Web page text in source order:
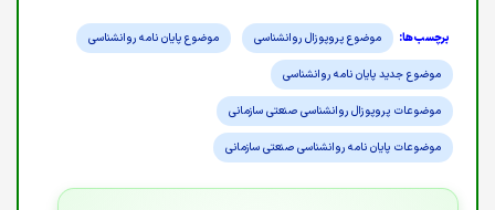
موضوع پروپوزال روانشناسی موضوع پایان نامه روانشناسی
موضوع جدید پایان نامه روانشناسی
موضوعات پروپوزال روانشناسی صنعتی سازمانی
موضوعات پایان نامه روانشناسی صنعتی سازمانی